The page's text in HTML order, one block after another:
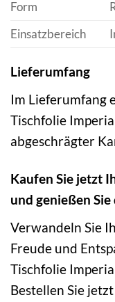
Form
Einsatzbereich
Lieferumfang
Im Lieferumfang
Tischfolie
abgeschrägter
Kaufen Sie jetzt
und genießen
Verwandeln Sie
Freude und
Tischfolie
Bestellen Sie